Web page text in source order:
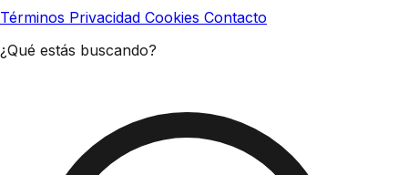
Términos Privacidad Cookies Contacto
¿Qué estás buscando?